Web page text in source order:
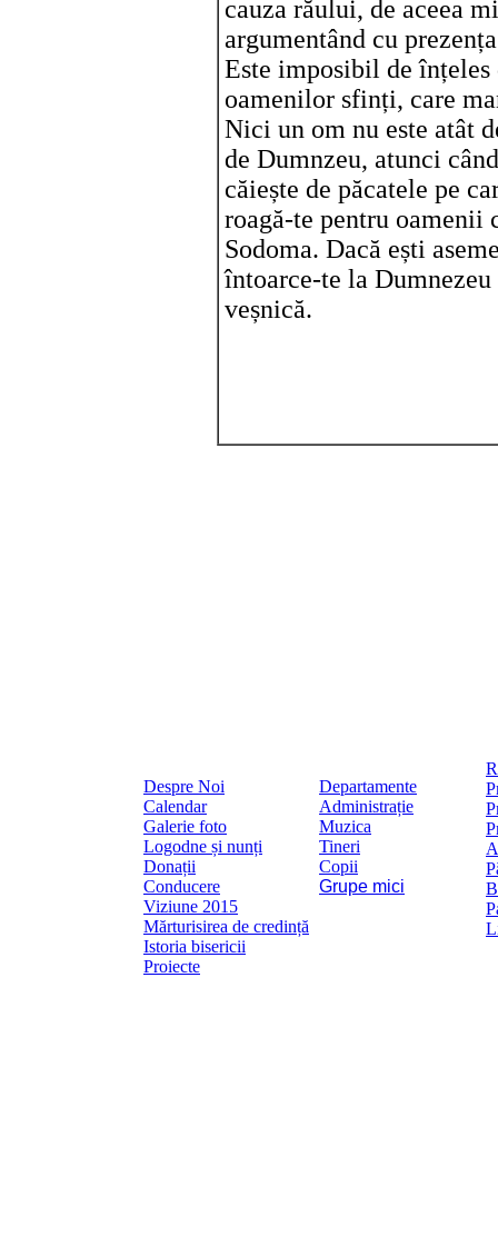
cauza răului, de aceea
argumentând cu
Este imposibil de înțeles
oamenilor sfinți, care
Nici un om nu este atât
de Dumnzeu, atunci
căiește de păcatele pe
roagă-te pentru oamenii
Sodoma. Dacă ești
întoarce-te la
veșnică.
Despre Noi
Calendar
Galerie foto
Logodne și nunți
Donații
Conducere
Viziune 2015
Mărturisirea de credință
Istoria bisericii
Proiecte
Departamente
Administrație
Muzica
Tineri
Copii
Grupe mici